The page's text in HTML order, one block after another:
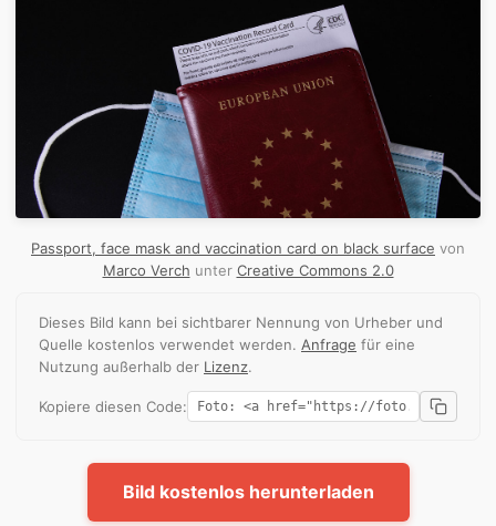
Passport, face mask and vaccination card on black surface von
Marco Verch unter Creative Commons 2.0
Dieses Bild kann bei sichtbarer Nennung von Urheber und
Quelle kostenlos verwendet werden. Anfrage für eine
Nutzung außerhalb der Lizenz.
Kopiere diesen Code:
Bild kostenlos herunterladen